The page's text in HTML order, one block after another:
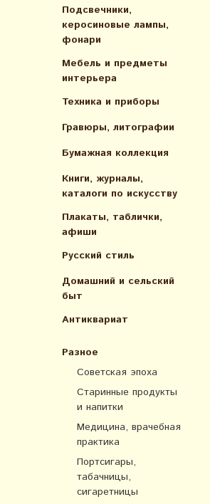
Подсвечники,
керосиновые лампы,
фонари
Мебель и предметы
интерьера
Техника и приборы
Гравюры, литографии
Бумажная коллекция
Книги, журналы,
каталоги по искусcтву
Плакаты, таблички,
афиши
Русский стиль
Домашний и сельский
быт
Антиквариат
Разное
Советская эпоха
Старинные продукты
и напитки
Медицина, врачебная
практика
Портсигары,
табачницы,
сигаретницы